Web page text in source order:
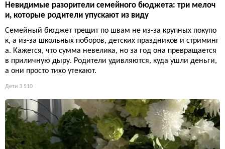
Невидимые разорители семейного бюджета: три мелоч
и, которые родители упускают из виду
Семейный бюджет трещит по швам не из-за крупных покупо
к, а из-за школьных поборов, детских праздников и стриминг
а. Кажется, что сумма невелика, но за год она превращается
в приличную дыру. Родители удивляются, куда ушли деньги,
а они просто тихо утекают.
Дети 3 510